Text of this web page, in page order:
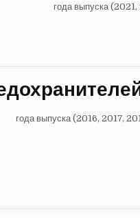
года выпуска
года выпуска (2016, 2017,